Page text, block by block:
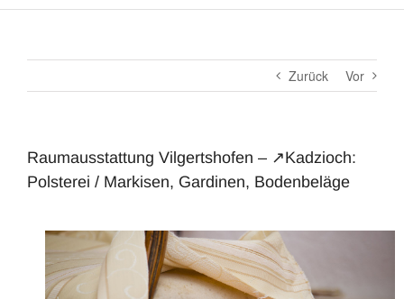
Zurück Vor
Raumausstattung Vilgertshofen – ↗️Kadzioch:
Polsterei / Markisen, Gardinen, Bodenbeläge